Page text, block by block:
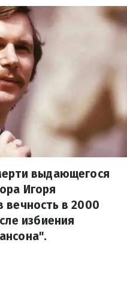
выдающегося
Игоря
в 2000
избиения